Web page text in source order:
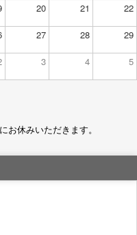
20 21 22
27 28 29
3 4 5
お休みいただきます。